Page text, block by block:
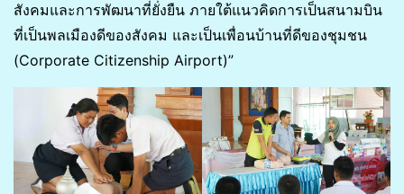
สังคมและการพัฒนาที่ยั่งยืน ภายใต้แนวคิดการเป็นสนามบิน
ที่เป็นพลเมืองดีของสังคม และเป็นเพื่อนบ้านที่ดีของชุมชน
(Corporate Citizenship Airport)”